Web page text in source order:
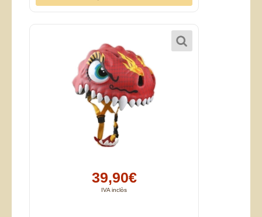
39,90€
IVA inclòs